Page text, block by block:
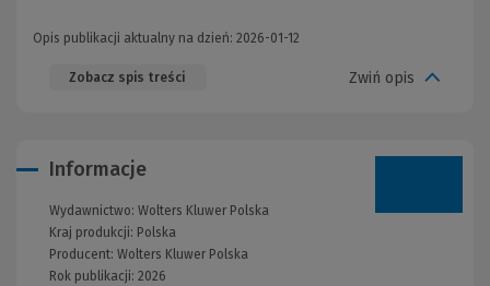
Opis publikacji aktualny na dzień: 2026-01-12
Zobacz spis treści Zwiń opis
Informacje
Wydawnictwo: Wolters Kluwer Polska
Kraj produkcji: Polska
Producent: Wolters Kluwer Polska
Rok publikacji: 2026